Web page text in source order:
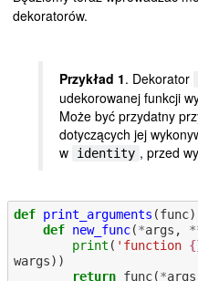
dekoratorów.
Przykład 1. Dekorator
udekorowanej funkcji
Może być przydatny
dotyczących jej
w
identity , przed
def print_arguments (func
def new_func(*args ,
print ( 'function
wargs))
return func(*args